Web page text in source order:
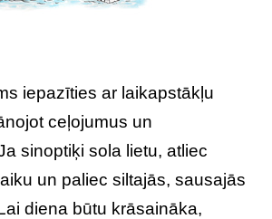
iepazīties ar laikapstākļu
ceļojumus un
sinoptiķi sola lietu, atliec
un paliec siltajās, sausajās
diena būtu krāsaināka,